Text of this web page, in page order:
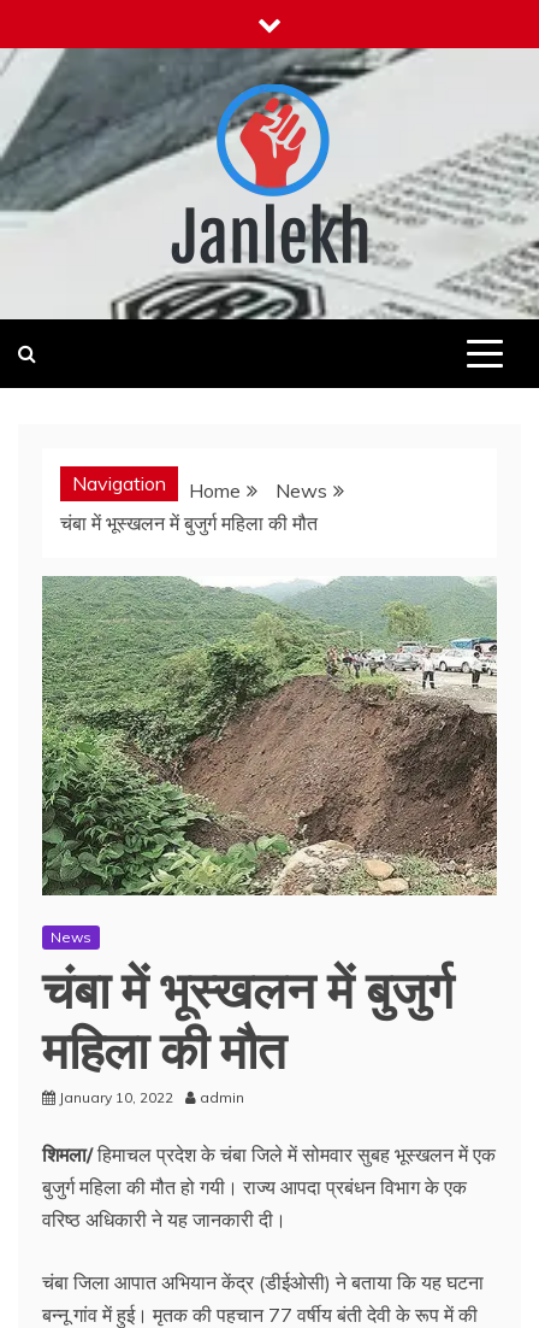
to
content
News for Public
Navigation Home
News
चंबा में भूस्खलन में बुजुर्ग महिला की मौत
News
चंबा में भूस्खलन में बुजुर्ग
महिला की मौत
January 10, 2022 admin
शिमला/हिमाचल प्रदेश के चंबा जिले में सोमवार सुबह भूस्खलन में एक
बुजुर्ग महिला की मौत हो गयी। राज्य आपदा प्रबंधन विभाग के एक
वरिष्ठ अधिकारी ने यह जानकारी दी।
चंबा जिला आपात अभियान केंद्र (डीईओसी) ने बताया कि यह घटना
बन्नू गांव में हुई। मृतक की पहचान 77 वर्षीय बंती देवी के रूप में की